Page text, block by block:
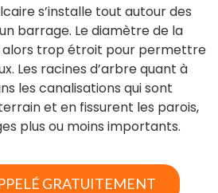
s’installe tout autour des
barrage. Le diamètre de la
alors trop étroit pour permettre
Les racines d’arbre quant à
les canalisations qui sont
et en fissurent les parois,
plus ou moins importants.
GRATUITEMENT